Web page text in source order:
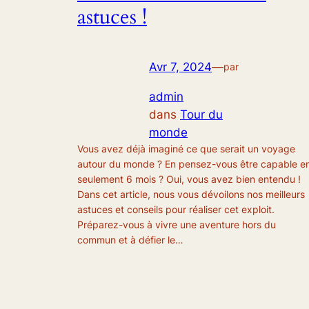
astuces !
Avr 7, 2024—par
admin
dans Tour du
monde
Vous avez déjà imaginé ce que serait un voyage
autour du monde ? En pensez-vous être capable
seulement 6 mois ? Oui, vous avez bien entendu !
Dans cet article, nous vous dévoilons nos meilleurs
astuces et conseils pour réaliser cet exploit.
Préparez-vous à vivre une aventure hors du
commun et à défier le…